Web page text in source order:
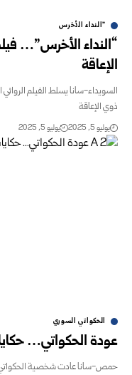
"النداء الأخرس
“النداء الأخرس”…
الإعاقة
السويداء-سانا يسلط الفيلم
ذوي الإعاقة
يوليو 5, 2025 يوليو 5, 2025
الحكواتي السوري
عودة الحكواتي…
حمص-سانا عادت شخصية الحكواتي